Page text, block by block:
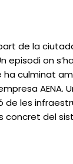
de la
episodi on
culminat
AENA.
de les
concret del